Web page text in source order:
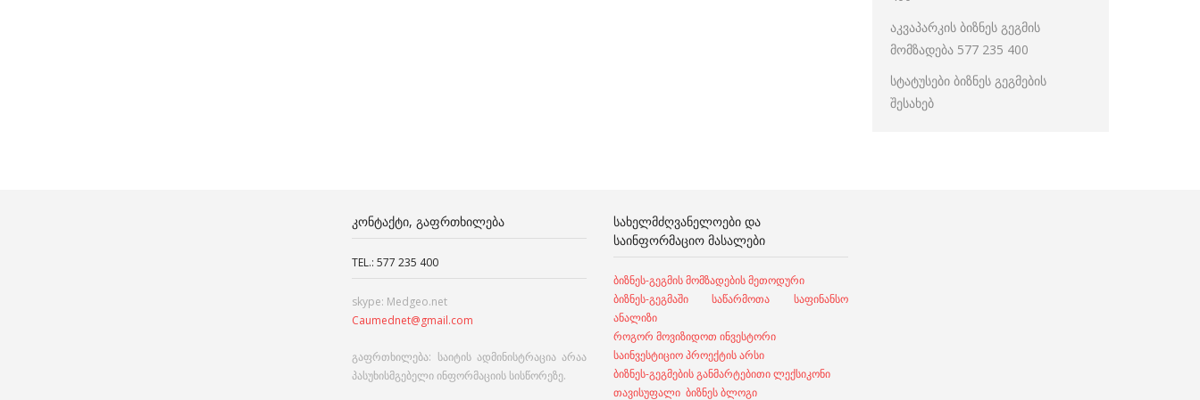
აკვაპარკის ბიზნეს გეგმის
მომზადება 577 235 400
სტატუსები ბიზნეს გეგმების
შესახებ
ᲙᲝᲜᲢᲐᲥᲢᲘ, ᲒᲐᲤᲠᲗᲮᲘᲚᲔᲑᲐ
TEL.: 577 235 400
skype: Medgeo.net
Caumednet@gmail.com
გაფრთხილება: საიტის ადმინისტრაცია არაა
პასუხისმგებელი ინფორმაციის სისწორეზე.
ᲡᲐᲮᲔᲚᲛᲫᲦᲕᲐᲜᲔᲚᲝᲔᲑᲘ ᲓᲐ
ᲡᲐᲘᲜᲤᲝᲠᲛᲐᲪᲘᲝ ᲛᲐᲡᲐᲚᲔᲑᲘ
ბიზნეს-გეგმის მომზადების მეთოდური
ბიზნეს-გეგმაში საწარმოთა საფინანსო
ანალიზი
როგორ მოვიზიდოთ ინვესტორი
საინვესტიციო პროექტის არსი
ბიზნეს-გეგმების განმარტებითი ლექსიკონი
თავისუფალი ბიზნეს ბლოგი